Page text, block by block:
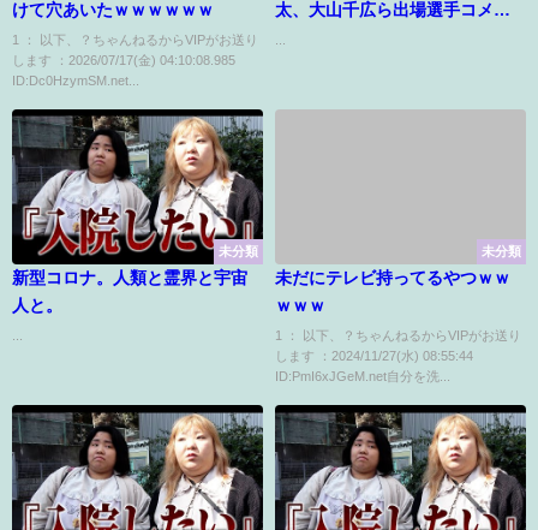
けて穴あいたｗｗｗｗｗｗ
1 ： 以下、？ちゃんねるからVIPがお送り
します ：2026/07/17(金) 04:10:08.985
ID:Dc0HzymSM.net...
太、大山千広ら出場選手コメン
未分類
新型コロナ。人類と霊界と宇宙
人と。
...
未分類
未だにテレビ持ってるやつｗｗ
ｗｗｗ
1 ： 以下、？ちゃんねるからVIPがお送り
します ：2024/11/27(水) 08:55:44
ID:PmI6xJGeM.net自分を洗...